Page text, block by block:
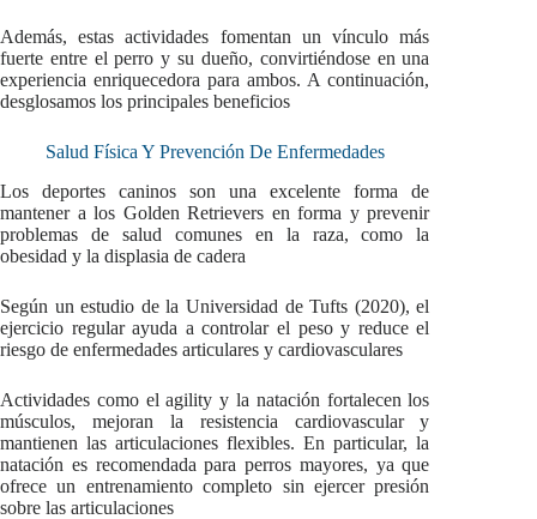
Además, estas actividades fomentan un vínculo más
fuerte entre el perro y su dueño, convirtiéndose en una
experiencia enriquecedora para ambos. A continuación,
desglosamos los principales beneficios
Salud Física Y Prevención De Enfermedades
Los deportes caninos son una excelente forma de
mantener a los Golden Retrievers en forma y prevenir
problemas de salud comunes en la raza, como la
obesidad y la displasia de cadera
Según un estudio de la Universidad de Tufts (2020), el
ejercicio regular ayuda a controlar el peso y reduce el
riesgo de enfermedades articulares y cardiovasculares
Actividades como el agility y la natación fortalecen los
músculos, mejoran la resistencia cardiovascular y
mantienen las articulaciones flexibles. En particular, la
natación es recomendada para perros mayores, ya que
ofrece un entrenamiento completo sin ejercer presión
sobre las articulaciones